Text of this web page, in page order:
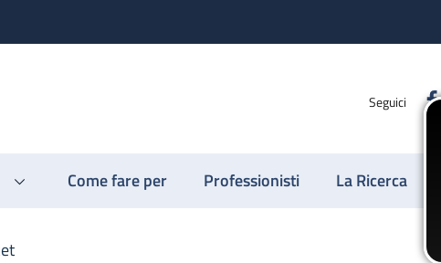
Seguici
Come fare per Professionisti La Ricerca